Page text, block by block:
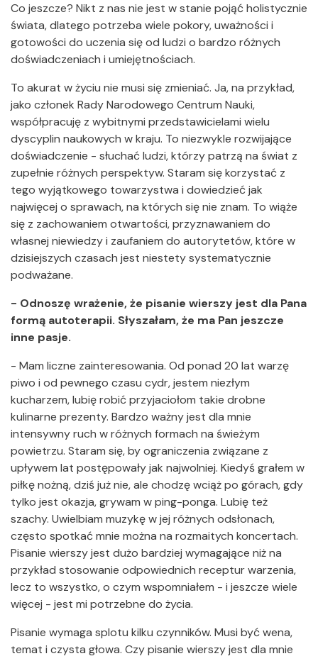
Co jeszcze? Nikt z nas nie jest w stanie pojąć holistycznie
świata, dlatego potrzeba wiele pokory, uważności i
gotowości do uczenia się od ludzi o bardzo różnych
doświadczeniach i umiejętnościach.
To akurat w życiu nie musi się zmieniać. Ja, na przykład,
jako członek Rady Narodowego Centrum Nauki,
współpracuję z wybitnymi przedstawicielami wielu
dyscyplin naukowych w kraju. To niezwykle rozwijające
doświadczenie - słuchać ludzi, którzy patrzą na świat z
zupełnie różnych perspektyw. Staram się korzystać z
tego wyjątkowego towarzystwa i dowiedzieć jak
najwięcej o sprawach, na których się nie znam. To wiąże
się z zachowaniem otwartości, przyznawaniem do
własnej niewiedzy i zaufaniem do autorytetów, które w
dzisiejszych czasach jest niestety systematycznie
podważane.
- Odnoszę wrażenie, że pisanie wierszy jest dla Pana
formą autoterapii. Słyszałam, że ma Pan jeszcze
inne pasje.
- Mam liczne zainteresowania. Od ponad 20 lat warzę
piwo i od pewnego czasu cydr, jestem niezłym
kucharzem, lubię robić przyjaciołom takie drobne
kulinarne prezenty. Bardzo ważny jest dla mnie
intensywny ruch w różnych formach na świeżym
powietrzu. Staram się, by ograniczenia związane z
upływem lat postępowały jak najwolniej. Kiedyś grałem w
piłkę nożną, dziś już nie, ale chodzę wciąż po górach, gdy
tylko jest okazja, grywam w ping-ponga. Lubię też
szachy. Uwielbiam muzykę w jej różnych odsłonach,
często spotkać mnie można na rozmaitych koncertach.
Pisanie wierszy jest dużo bardziej wymagające niż na
przykład stosowanie odpowiednich receptur warzenia,
lecz to wszystko, o czym wspomniałem - i jeszcze wiele
więcej - jest mi potrzebne do życia.
Pisanie wymaga splotu kilku czynników. Musi być wena,
temat i czysta głowa. Czy pisanie wierszy jest dla mnie